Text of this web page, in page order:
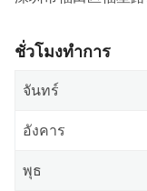
ชั่วโมงทำการ
จันทร์
อังคาร
พุธ